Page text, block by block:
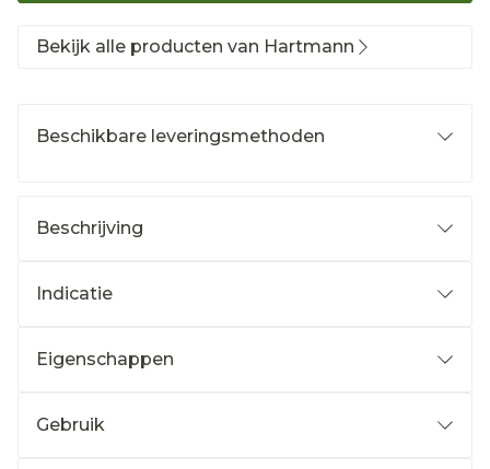
Bekijk alle producten van Hartmann
Beschikbare leveringsmethoden
Beschrijving
Indicatie
Eigenschappen
Gebruik